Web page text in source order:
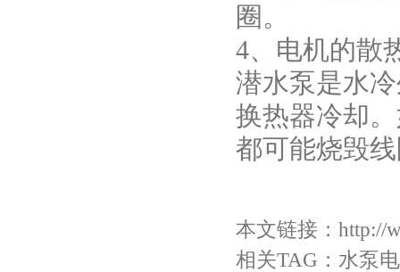
圈。
4、电机的散
潜水泵是水
换热器冷却
都可能烧毁
本文链接： http://
相关TAG： 水泵